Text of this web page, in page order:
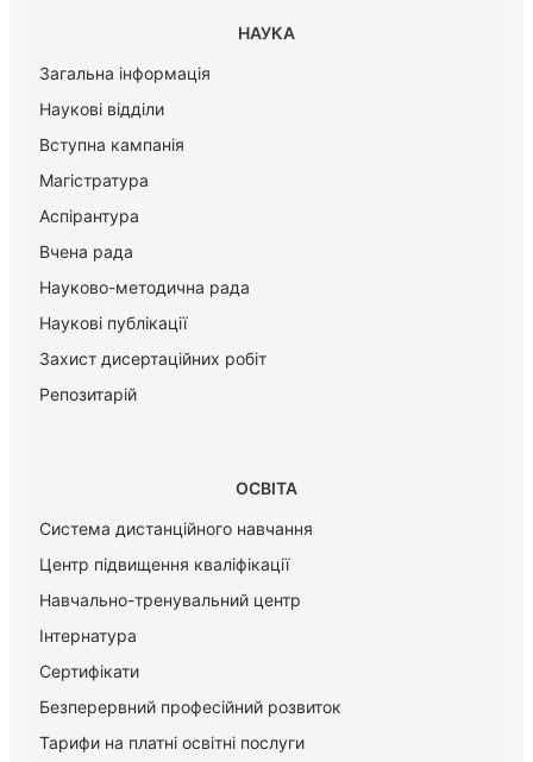
НАУКА
Загальна інформація
Наукові відділи
Вступна кампанія
Магістратура
Аспірантура
Вчена рада
Науково-методична рада
Наукові публікації
Захист дисертаційних робіт
Репозитарій
ОСВІТА
Система дистанційного навчання
Центр підвищення кваліфікації
Навчально-тренувальний центр
Інтернатура
Сертифікати
Безперервний професійний розвиток
Тарифи на платні освітні послуги